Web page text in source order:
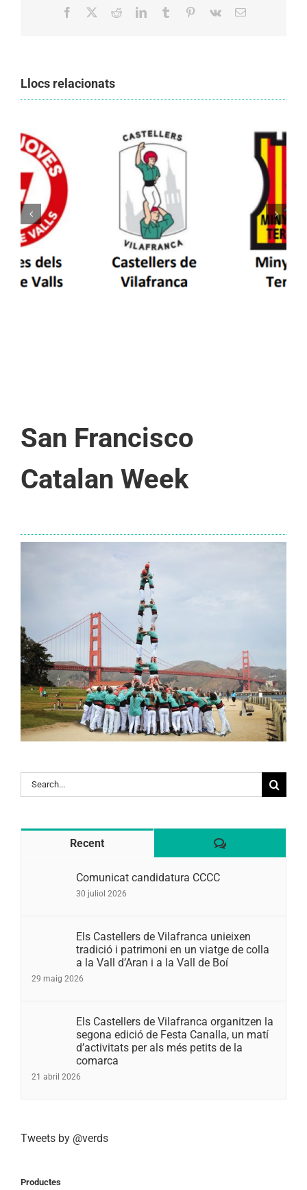
Facebook RedditLinkedInTumblr Pinterest
Vk Email:
Llocs relacionats
Els Castellers de Vilafranca unieixen tradició i
patrimoni en un viatge de colla a la Vall
d’Aran i a la Vall de Boí
San Francisco
Catalan Week
Search
for:
Recent Comentaris
Comunicat candidatura CCCC
30 juliol 2026
Els Castellers de Vilafranca unieixen
tradició i patrimoni en un viatge de colla
a la Vall d’Aran i a la Vall de Boí
29 maig 2026
Els Castellers de Vilafranca organitzen la
segona edició de Festa Canalla, un matí
d’activitats per als més petits de la
comarca
21 abril 2026
Tweets by @verds
Productes